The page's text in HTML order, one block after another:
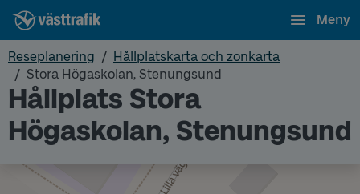
Meny
Reseplanering
Hållplatskarta och zonkarta
Stora Högaskolan, Stenungsund
Hållplats Stora
Högaskolan, Stenungsund